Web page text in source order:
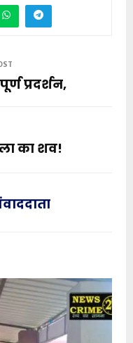
प्रदर्शन,
का शव!